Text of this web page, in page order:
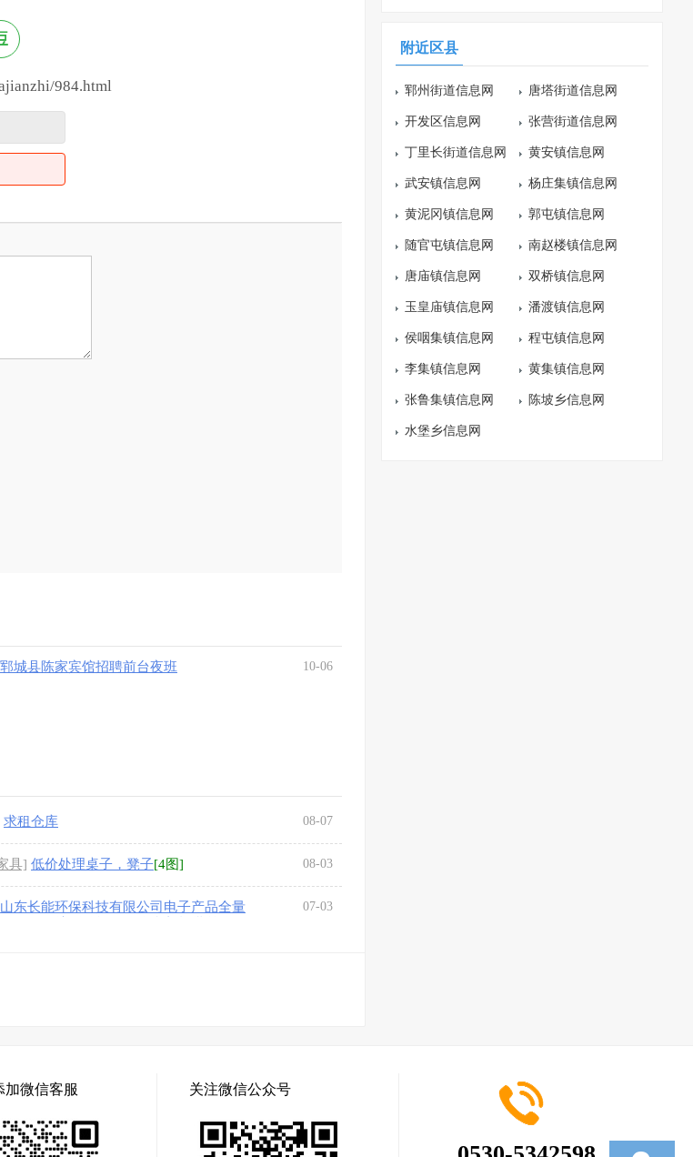
984.html
郓城县陈家宾馆招聘前台夜班 10-06
求租仓库 08-07
具] 低价处理桌子，凳子[4图] 08-03
山东长能环保科技有限公司电子产品全量
07-03
附近区县
郓州街道信息网 唐塔街道信息网
开发区信息网 张营街道信息网
丁里长街道信息网 黄安镇信息网
武安镇信息网 杨庄集镇信息网
黄泥冈镇信息网 郭屯镇信息网
随官屯镇信息网 南赵楼镇信息网
唐庙镇信息网 双桥镇信息网
玉皇庙镇信息网 潘渡镇信息网
侯咽集镇信息网 程屯镇信息网
李集镇信息网 黄集镇信息网
张鲁集镇信息网 陈坡乡信息网
水堡乡信息网
加微信客服 关注微信公众号